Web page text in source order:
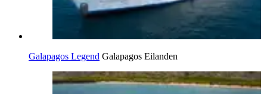
Galapagos Legend Galapagos Eilanden